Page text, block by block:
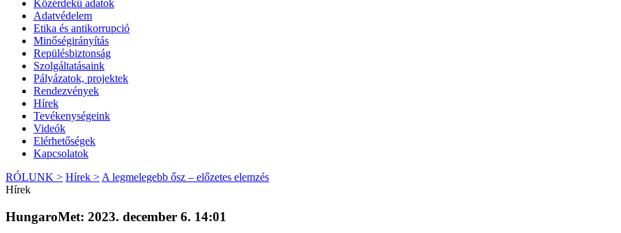
Közérdekű adatok
Adatvédelem
Etika és antikorrupció
Minőségirányítás
Repülésbiztonság
Szolgáltatásaink
Pályázatok, projektek
Rendezvények
Hírek
Tevékenységeink
Videók
Elérhetőségek
Kapcsolatok
RÓLUNK > Hírek > A legmelegebb ősz – előzetes elemzés
Hírek
HungaroMet: 2023. december 6. 14:01